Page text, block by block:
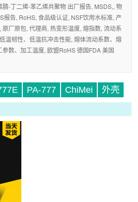
-丁二烯-苯乙烯共聚物 出厂报告, MSDS,, 物
报告, RoHS, 食品级认证, NSF饮用水标准, 产
厂原包, 代理商, 热变形温度, 熔指数, 流动系
温韧性、低温抗冲击性能, 熔体流动系数、熔
数、加工温度, 欧盟RoHS 德国FDA 美国
PA-777 ChiMei
外壳